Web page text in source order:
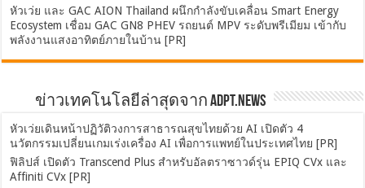
หัวเว่ย และ GAC AION Thailand ผนึกกำลังขับเคลื่อน Smart Energy
Ecosystem เชื่อม GAC GN8 PHEV รถยนต์ MPV ระดับพรีเมียม เข้ากับ
พลังงานแสงอาทิตย์ภายในบ้าน [PR]
ข่าวเทคโนโลยีล่าสุดจาก ADPT.news
หัวเว่ยเดินหน้าปฏิวัติวงการสาธารณสุขไทยด้วย AI เปิดตัว 4
นวัตกรรมเปลี่ยนเกมเร่งเครื่อง AI เพื่อการแพทย์ในประเทศไทย [PR]
ฟิลิปส์ เปิดตัว Transcend Plus สำหรับอัลตราซาวด์รุ่น EPIQ CVx และ
Affiniti CVx [PR]